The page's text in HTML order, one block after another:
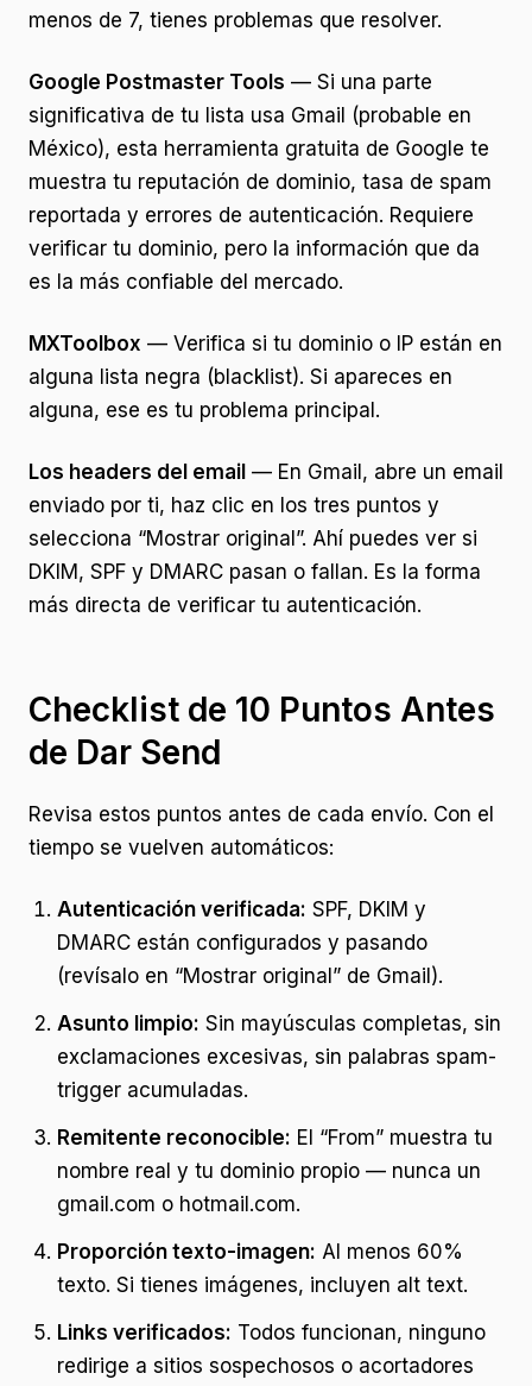
menos de 7, tienes problemas que resolver.
Google Postmaster Tools — Si una parte
significativa de tu lista usa Gmail (probable en
México), esta herramienta gratuita de Google te
muestra tu reputación de dominio, tasa de spam
reportada y errores de autenticación. Requiere
verificar tu dominio, pero la información que da
es la más confiable del mercado.
MXToolbox — Verifica si tu dominio o IP están en
alguna lista negra (blacklist). Si apareces en
alguna, ese es tu problema principal.
Los headers del email — En Gmail, abre un email
enviado por ti, haz clic en los tres puntos y
selecciona “Mostrar original”. Ahí puedes ver si
DKIM, SPF y DMARC pasan o fallan. Es la forma
más directa de verificar tu autenticación.
Checklist de 10 Puntos Antes
de Dar Send
Revisa estos puntos antes de cada envío. Con el
tiempo se vuelven automáticos:
Autenticación verificada: SPF, DKIM y
DMARC están configurados y pasando
(revísalo en “Mostrar original” de Gmail).
Asunto limpio: Sin mayúsculas completas, sin
exclamaciones excesivas, sin palabras spam-
trigger acumuladas.
Remitente reconocible: El “From” muestra tu
nombre real y tu dominio propio — nunca un
gmail.com o hotmail.com.
Proporción texto-imagen: Al menos 60%
texto. Si tienes imágenes, incluyen alt text.
Links verificados: Todos funcionan, ninguno
redirige a sitios sospechosos o acortadores